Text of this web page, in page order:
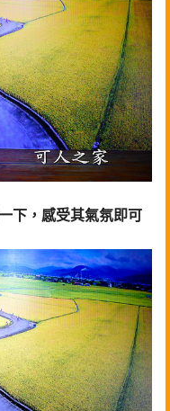
下，感受其氣氛即可